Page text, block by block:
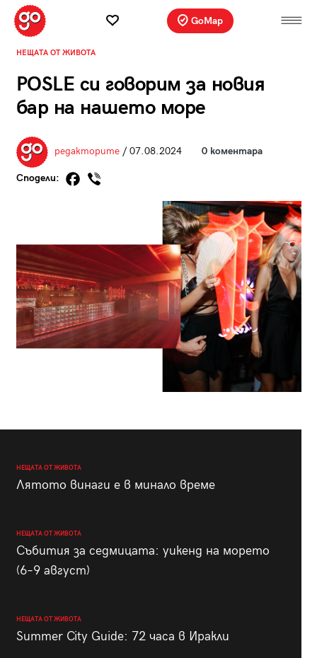
GoMap
НЕЩАТА ОТ ЖИВОТА
POSLE си говорим за новия
бар на нашето море
редакторите/ 07.08.2024 0 коментара
Сподели:
НЕЩАТА ОТ ЖИВОТА
Лятото винаги е в минало време
НЕЩАТА ОТ ЖИВОТА
Събития за седмицата: уикенд на морето
(6–9 август)
НЕЩАТА ОТ ЖИВОТА
Summer City Guide: 72 часа в Иракли